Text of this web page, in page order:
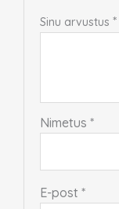
Sinu arvustus*
Nimetus*
E-post*